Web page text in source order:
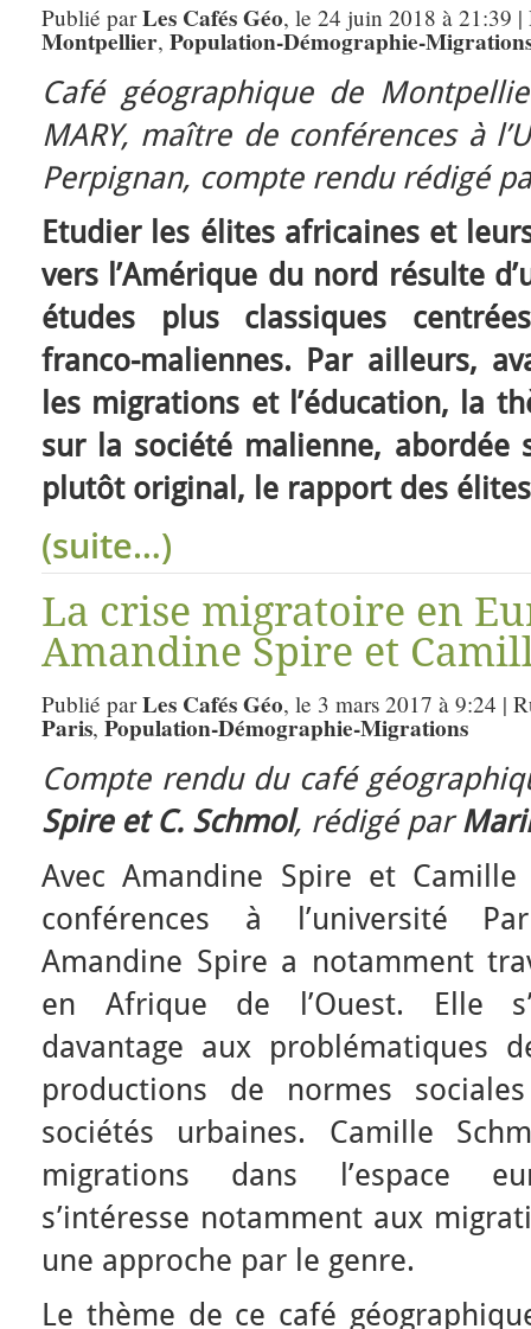
Publié parLes Cafés Géo, le 24 juin 2018 à 21:39
Montpellier, Population-Démographie-
Café géographique de
MARY, maître de conférences à
Perpignan, compte rendu rédigé
Etudier les élites africaines et
vers l’Amérique du nord résulte
études plus classiques
franco-maliennes. Par ailleurs,
les migrations et l’éducation, la
sur la société malienne, abordée
plutôt original, le rapport des
(suite…)
La crise migratoire en
Amandine Spire et
Publié parLes Cafés Géo, le 3 mars 2017 à 9:24 |
Paris, Population-Démographie-Migrations
Compte rendu du café
Spire et C. Schmol, rédigé par
Avec Amandine Spire et
conférences à l’université
Amandine Spire a notamment
en Afrique de l’Ouest. Elle
davantage aux
productions de normes
sociétés urbaines. Camille
migrations dans l’espace
s’intéresse notamment aux
une approche par le genre.
Le thème de ce café